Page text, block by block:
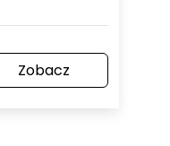
Zobacz